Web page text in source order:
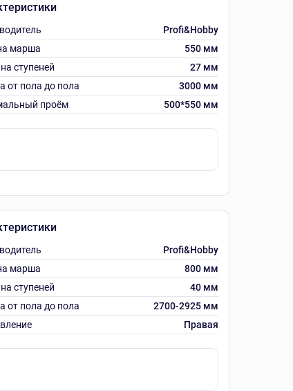
Profi&Hobby
марша
550 мм
ступеней
27 мм
от пола до пола
3000 мм
проём
500*550 мм
Profi&Hobby
марша
800 мм
ступеней
40 мм
от пола до пола
2700-2925 мм
Правая